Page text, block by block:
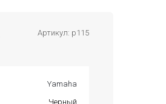
Артикул: p115
Yamaha
Черный